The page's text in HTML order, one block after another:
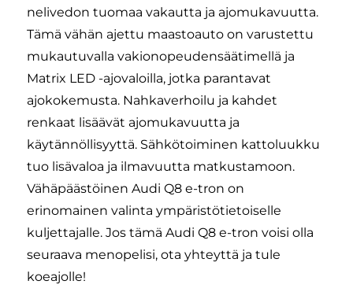
nelivedon tuomaa vakautta ja ajomukavuutta.
Tämä vähän ajettu maastoauto on varustettu
mukautuvalla vakionopeudensäätimellä ja
Matrix LED -ajovaloilla, jotka parantavat
ajokokemusta. Nahkaverhoilu ja kahdet
renkaat lisäävät ajomukavuutta ja
käytännöllisyyttä. Sähkötoiminen kattoluukku
tuo lisävaloa ja ilmavuutta matkustamoon.
Vähäpäästöinen Audi Q8 e-tron on
erinomainen valinta ympäristötietoiselle
kuljettajalle. Jos tämä Audi Q8 e-tron voisi olla
seuraava menopelisi, ota yhteyttä ja tule
koeajolle!